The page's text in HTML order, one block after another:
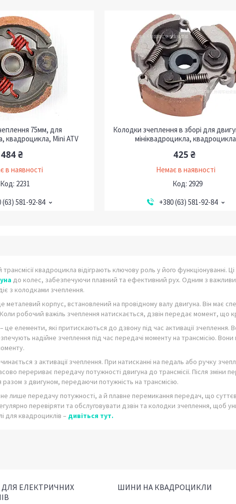
75мм, для
квадроцикла, Mini ATV
484 ₴
в наявності
2231
(63) 581-92-84
Колодки зчеплення в зборі для
мініквадроцикла, квадроцикла
425 ₴
Немає в наявності
2929
+380 (63) 581-92-84
квадроцикла відіграють ключову роль у його функціонуванні.
до колес, забезпечуючи плавний та ефективний рух. Одним з важливих
з колодками зчеплення.
металевий корпус, встановлений на провідному валу двигуна. Він має
робочий важіль зчеплення натискається, дзвін передає момент, що
елементи, які притискаються до дзвону під час активації зчеплення.
надійне зчеплення під час передачі моменту на трансмісію.
з активації зчеплення. При натисканні на педаль або ручку
перериває передачу потужності двигуна до трансмісії. Після зміни
з двигуном, передаючи потужність на трансмісію.
лише передачу потужності, а й плавне перемикання передач, що
перевіряти та обслуговувати дзвін та колодки зчеплення, щоб
для квадроциклів – дивіться тут.
ЕЛЕКТРИЧНИХ
ШИНИ НА КВАДРОЦИКЛИ